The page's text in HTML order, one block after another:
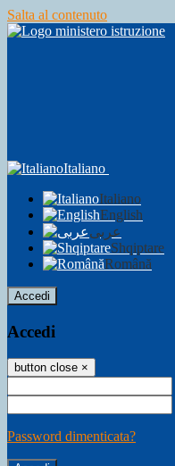
Salta al contenuto
Italiano
Italiano
English
عربى
Shqiptare
Română
Accedi
Accedi
button close ×
Password dimenticata?